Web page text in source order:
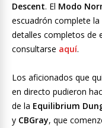
Descent. El Modo
escuadrón complete
detalles completos de
consultarse aquí.
Los aficionados que
en directo pudieron
de la Equilibrium
y CBGray, que